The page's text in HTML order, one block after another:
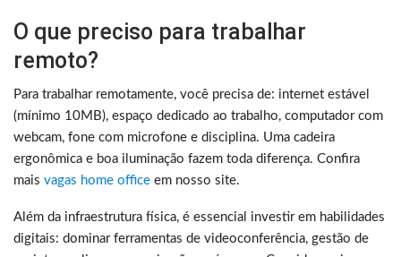
O que preciso para trabalhar
remoto?
Para trabalhar remotamente, você precisa de: internet estável
(mínimo 10MB), espaço dedicado ao trabalho, computador com
webcam, fone com microfone e disciplina. Uma cadeira
ergonômica e boa iluminação fazem toda diferença. Confira
mais vagas home office em nosso site.
Além da infraestrutura física, é essencial investir em habilidades
digitais: dominar ferramentas de videoconferência, gestão de